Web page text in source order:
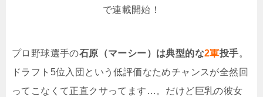
プロ野球選手の石原（マーシー）は典型的な2軍投手。
ドラフト5位入団という低評価なためチャンスが全然回
ってこなくて正直クサってます…。だけど巨乳の彼女